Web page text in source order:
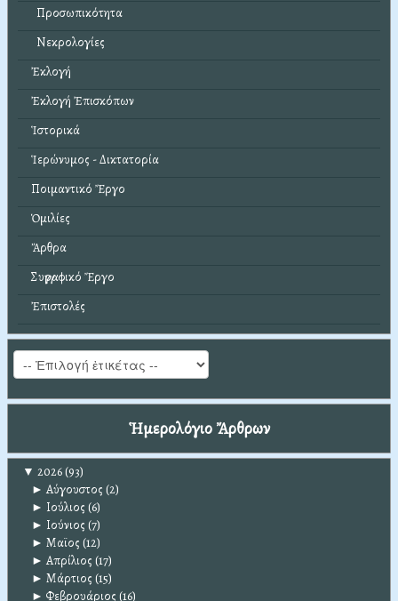
Προσωπικότητα
Νεκρολογίες
Ἐκλογή
Ἐκλογή Ἐπισκόπων
Ἱστορικά
Ἱερώνυμος - Δικτατορία
Ποιμαντικό Ἔργο
Ὁμιλίες
Ἄρθρα
Συγγραφικό Ἔργο
Ἐπιστολές
Ἡμερολόγιο Ἄρθρων
▼ 2026(93)
► Αύγουστος (2)
► Ιούλιος (6)
► Ιούνιος (7)
► Μαϊος (12)
► Απρίλιος (17)
► Μάρτιος (15)
► Φεβρουάριος (16)